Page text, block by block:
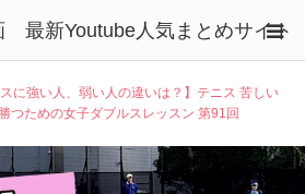
最新Youtube人気まとめサイト
スに強い人、弱い人の違いは？】テニス 苦しい
つための女子ダブルスレッスン 第91回